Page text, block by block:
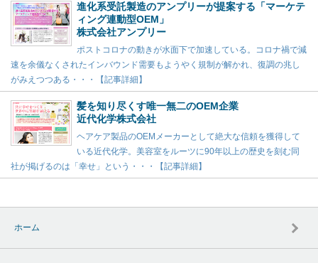
進化系受託製造のアンプリーが提案する「マーケテ
ィング連動型OEM」
株式会社アンプリー
ポストコロナの動きが水面下で加速している。コロナ禍で減
速を余儀なくされたインバウンド需要もようやく規制が解かれ、復調の兆し
がみえつつある・・・【記事詳細】
髪を知り尽くす唯一無二のOEM企業
近代化学株式会社
ヘアケア製品のOEMメーカーとして絶大な信頼を獲得して
いる近代化学。美容室をルーツに90年以上の歴史を刻む同
社が掲げるのは「幸せ」という・・・【記事詳細】
ホーム